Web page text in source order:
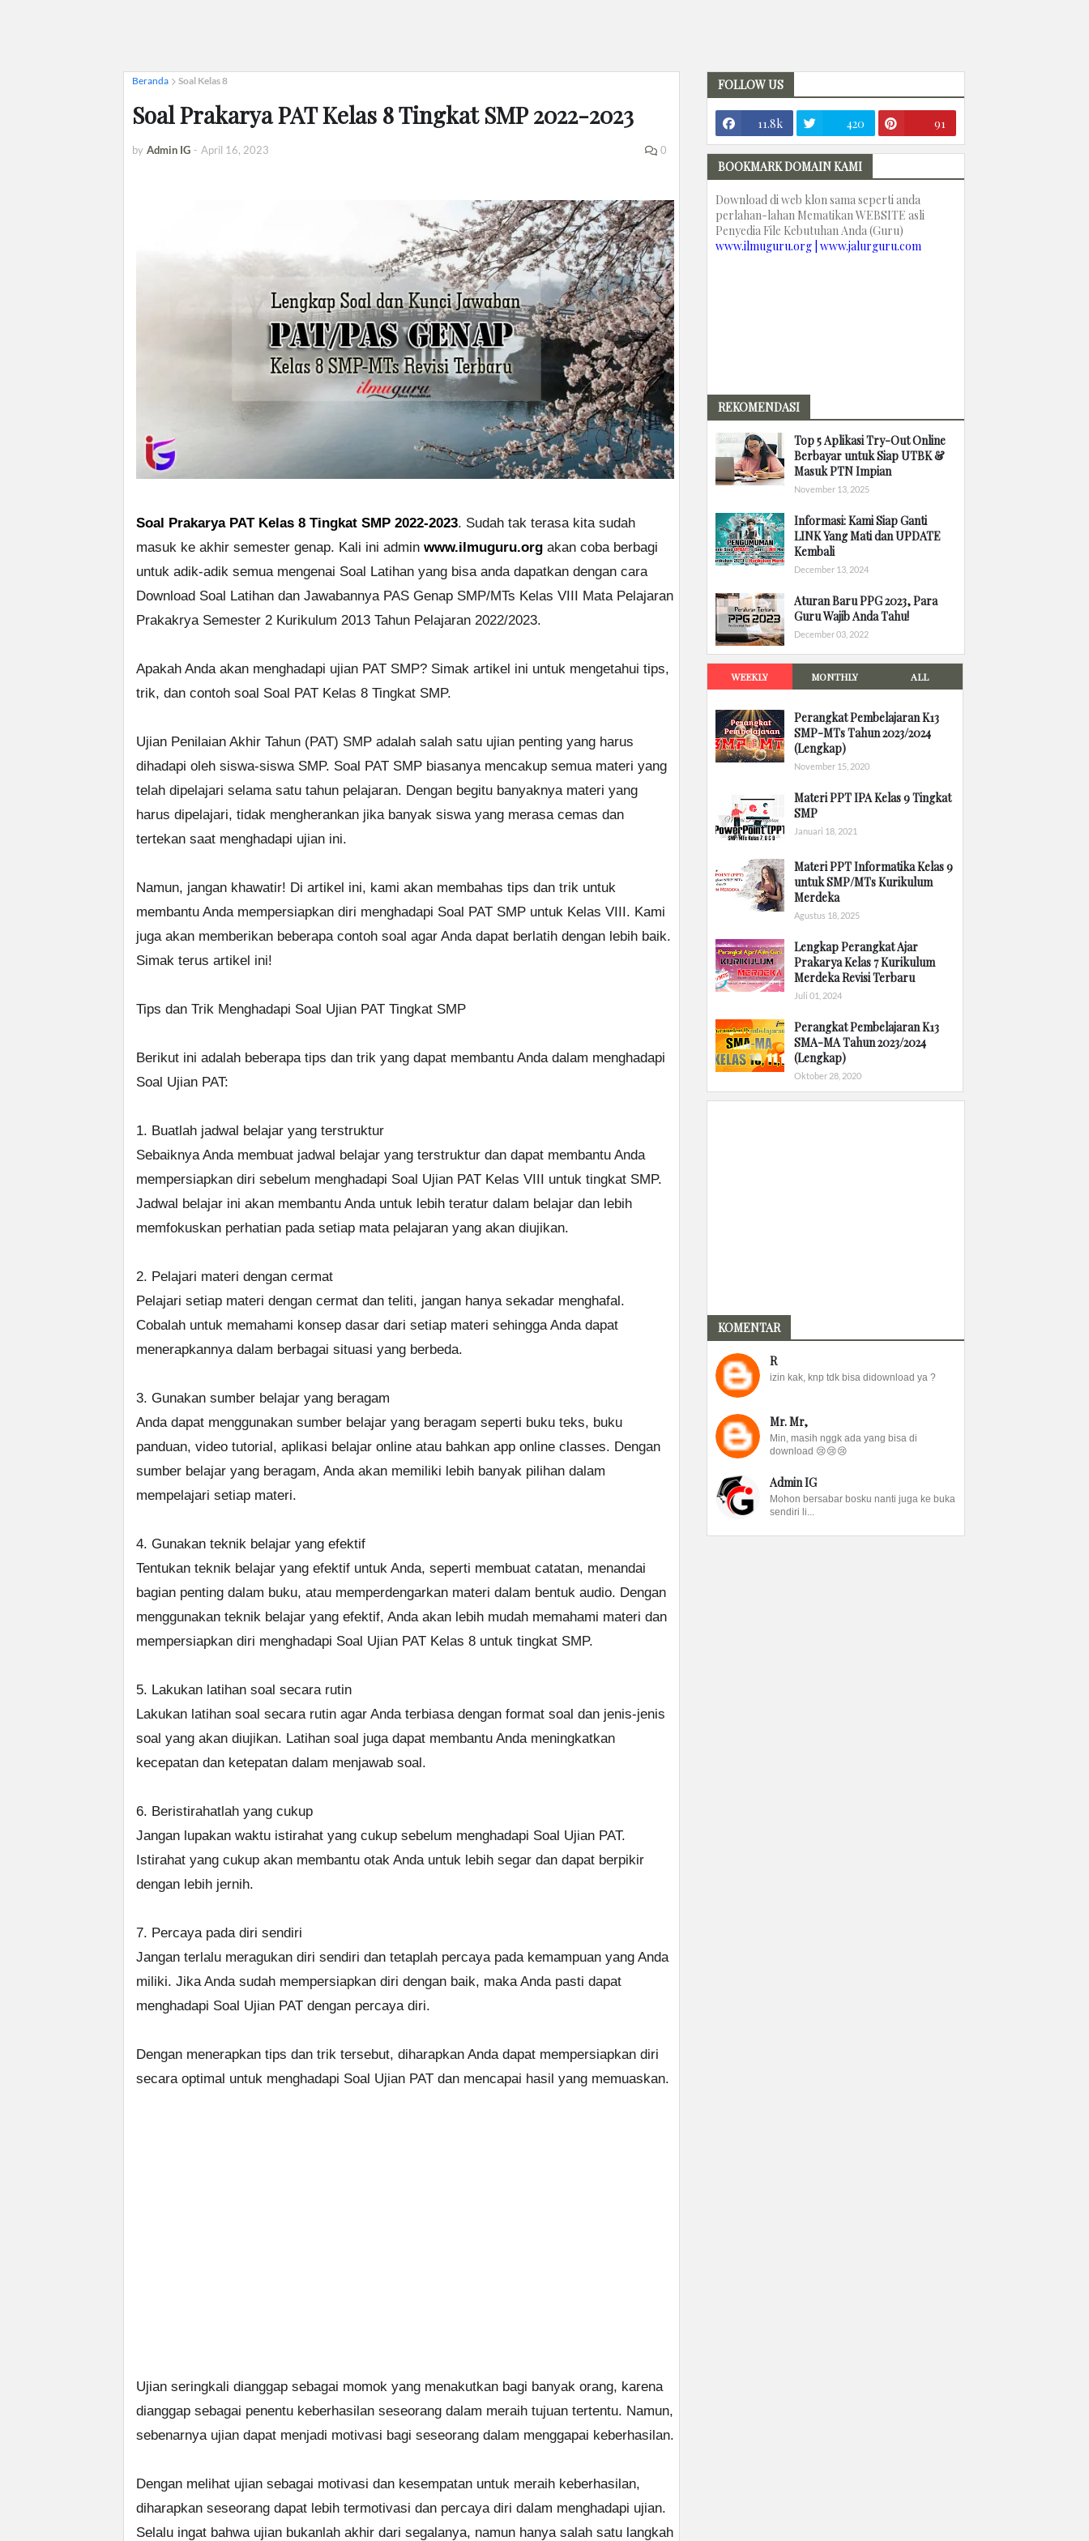
Beranda Soal Kelas 8
Soal Prakarya PAT Kelas 8 Tingkat SMP 2022-2023
by Admin IG - April 16, 2023 0
Soal Prakarya PAT Kelas 8 Tingkat SMP 2022-2023. Sudah tak terasa kita sudah
masuk ke akhir semester genap. Kali ini admin www.ilmuguru.org akan coba berbagi
untuk adik-adik semua mengenai Soal Latihan yang bisa anda dapatkan dengan cara
Download Soal Latihan dan Jawabannya PAS Genap SMP/MTs Kelas VIII Mata Pelajaran
Prakakrya Semester 2 Kurikulum 2013 Tahun Pelajaran 2022/2023.
Apakah Anda akan menghadapi ujian PAT SMP? Simak artikel ini untuk mengetahui tips,
trik, dan contoh soal Soal PAT Kelas 8 Tingkat SMP.
Ujian Penilaian Akhir Tahun (PAT) SMP adalah salah satu ujian penting yang harus
dihadapi oleh siswa-siswa SMP. Soal PAT SMP biasanya mencakup semua materi yang
telah dipelajari selama satu tahun pelajaran. Dengan begitu banyaknya materi yang
harus dipelajari, tidak mengherankan jika banyak siswa yang merasa cemas dan
tertekan saat menghadapi ujian ini.
Namun, jangan khawatir! Di artikel ini, kami akan membahas tips dan trik untuk
membantu Anda mempersiapkan diri menghadapi Soal PAT SMP untuk Kelas VIII. Kami
juga akan memberikan beberapa contoh soal agar Anda dapat berlatih dengan lebih baik.
Simak terus artikel ini!
Tips dan Trik Menghadapi Soal Ujian PAT Tingkat SMP
Berikut ini adalah beberapa tips dan trik yang dapat membantu Anda dalam menghadapi
Soal Ujian PAT:
1. Buatlah jadwal belajar yang terstruktur
Sebaiknya Anda membuat jadwal belajar yang terstruktur dan dapat membantu Anda
mempersiapkan diri sebelum menghadapi Soal Ujian PAT Kelas VIII untuk tingkat SMP.
Jadwal belajar ini akan membantu Anda untuk lebih teratur dalam belajar dan lebih
memfokuskan perhatian pada setiap mata pelajaran yang akan diujikan.
2. Pelajari materi dengan cermat
Pelajari setiap materi dengan cermat dan teliti, jangan hanya sekadar menghafal.
Cobalah untuk memahami konsep dasar dari setiap materi sehingga Anda dapat
menerapkannya dalam berbagai situasi yang berbeda.
3. Gunakan sumber belajar yang beragam
Anda dapat menggunakan sumber belajar yang beragam seperti buku teks, buku
panduan, video tutorial, aplikasi belajar online atau bahkan app online classes. Dengan
sumber belajar yang beragam, Anda akan memiliki lebih banyak pilihan dalam
mempelajari setiap materi.
4. Gunakan teknik belajar yang efektif
Tentukan teknik belajar yang efektif untuk Anda, seperti membuat catatan, menandai
bagian penting dalam buku, atau memperdengarkan materi dalam bentuk audio. Dengan
menggunakan teknik belajar yang efektif, Anda akan lebih mudah memahami materi dan
mempersiapkan diri menghadapi Soal Ujian PAT Kelas 8 untuk tingkat SMP.
5. Lakukan latihan soal secara rutin
Lakukan latihan soal secara rutin agar Anda terbiasa dengan format soal dan jenis-jenis
soal yang akan diujikan. Latihan soal juga dapat membantu Anda meningkatkan
kecepatan dan ketepatan dalam menjawab soal.
6. Beristirahatlah yang cukup
Jangan lupakan waktu istirahat yang cukup sebelum menghadapi Soal Ujian PAT.
Istirahat yang cukup akan membantu otak Anda untuk lebih segar dan dapat berpikir
dengan lebih jernih.
7. Percaya pada diri sendiri
Jangan terlalu meragukan diri sendiri dan tetaplah percaya pada kemampuan yang Anda
miliki. Jika Anda sudah mempersiapkan diri dengan baik, maka Anda pasti dapat
menghadapi Soal Ujian PAT dengan percaya diri.
Dengan menerapkan tips dan trik tersebut, diharapkan Anda dapat mempersiapkan diri
secara optimal untuk menghadapi Soal Ujian PAT dan mencapai hasil yang memuaskan.
Ujian seringkali dianggap sebagai momok yang menakutkan bagi banyak orang, karena
dianggap sebagai penentu keberhasilan seseorang dalam meraih tujuan tertentu. Namun,
sebenarnya ujian dapat menjadi motivasi bagi seseorang dalam menggapai keberhasilan.
Dengan melihat ujian sebagai motivasi dan kesempatan untuk meraih keberhasilan,
diharapkan seseorang dapat lebih termotivasi dan percaya diri dalam menghadapi ujian.
Selalu ingat bahwa ujian bukanlah akhir dari segalanya, namun hanya salah satu langkah
FOLLOW US
11.8k 420 91
BOOKMARK DOMAIN KAMI
Download di web klon sama seperti anda
perlahan-lahan Mematikan WEBSITE asli
Penyedia File Kebutuhan Anda (Guru)
www.ilmuguru.org | www.jalurguru.com
REKOMENDASI
Top 5 Aplikasi Try-Out Online
Berbayar untuk Siap UTBK &
Masuk PTN Impian
November 13, 2025
Informasi: Kami Siap Ganti
LINK Yang Mati dan UPDATE
Kembali
December 13, 2024
Aturan Baru PPG 2023, Para
Guru Wajib Anda Tahu!
December 03, 2022
WEEKLY MONTHLY ALL
Perangkat Pembelajaran K13
SMP-MTs Tahun 2023/2024
(Lengkap)
November 15, 2020
Materi PPT IPA Kelas 9 Tingkat
SMP
Januari 18, 2021
Materi PPT Informatika Kelas 9
untuk SMP/MTs Kurikulum
Merdeka
Agustus 18, 2025
Lengkap Perangkat Ajar
Prakarya Kelas 7 Kurikulum
Merdeka Revisi Terbaru
Juli 01, 2024
Perangkat Pembelajaran K13
SMA-MA Tahun 2023/2024
(Lengkap)
Oktober 28, 2020
KOMENTAR
R
izin kak, knp tdk bisa didownload ya ?
Mr. Mr,
Min, masih nggk ada yang bisa di
download 😢😢😢
Admin IG
Mohon bersabar bosku nanti juga ke buka
sendiri li...